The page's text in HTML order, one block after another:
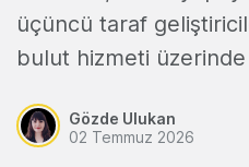
üçüncü taraf
bulut hizmeti üzerinde
Gözde Ulukan
02 Temmuz 2026